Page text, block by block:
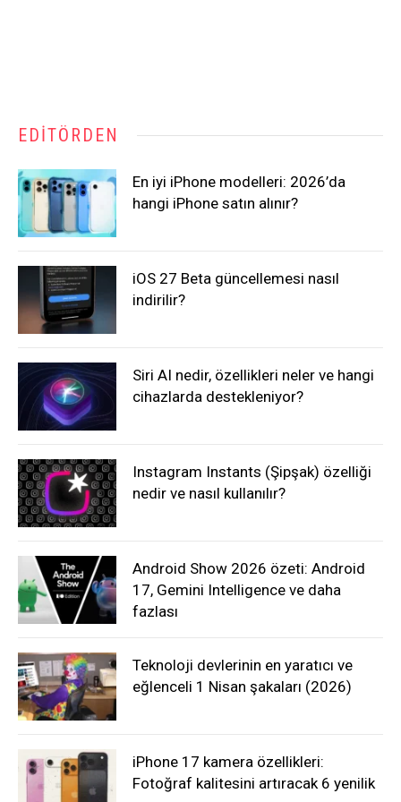
EDITÖRDEN
En iyi iPhone modelleri: 2026’da
hangi iPhone satın alınır?
iOS 27 Beta güncellemesi nasıl
indirilir?
Siri AI nedir, özellikleri neler ve hangi
cihazlarda destekleniyor?
Instagram Instants (Şipşak) özelliği
nedir ve nasıl kullanılır?
Android Show 2026 özeti: Android
17, Gemini Intelligence ve daha
fazlası
Teknoloji devlerinin en yaratıcı ve
eğlenceli 1 Nisan şakaları (2026)
iPhone 17 kamera özellikleri:
Fotoğraf kalitesini artıracak 6 yenilik